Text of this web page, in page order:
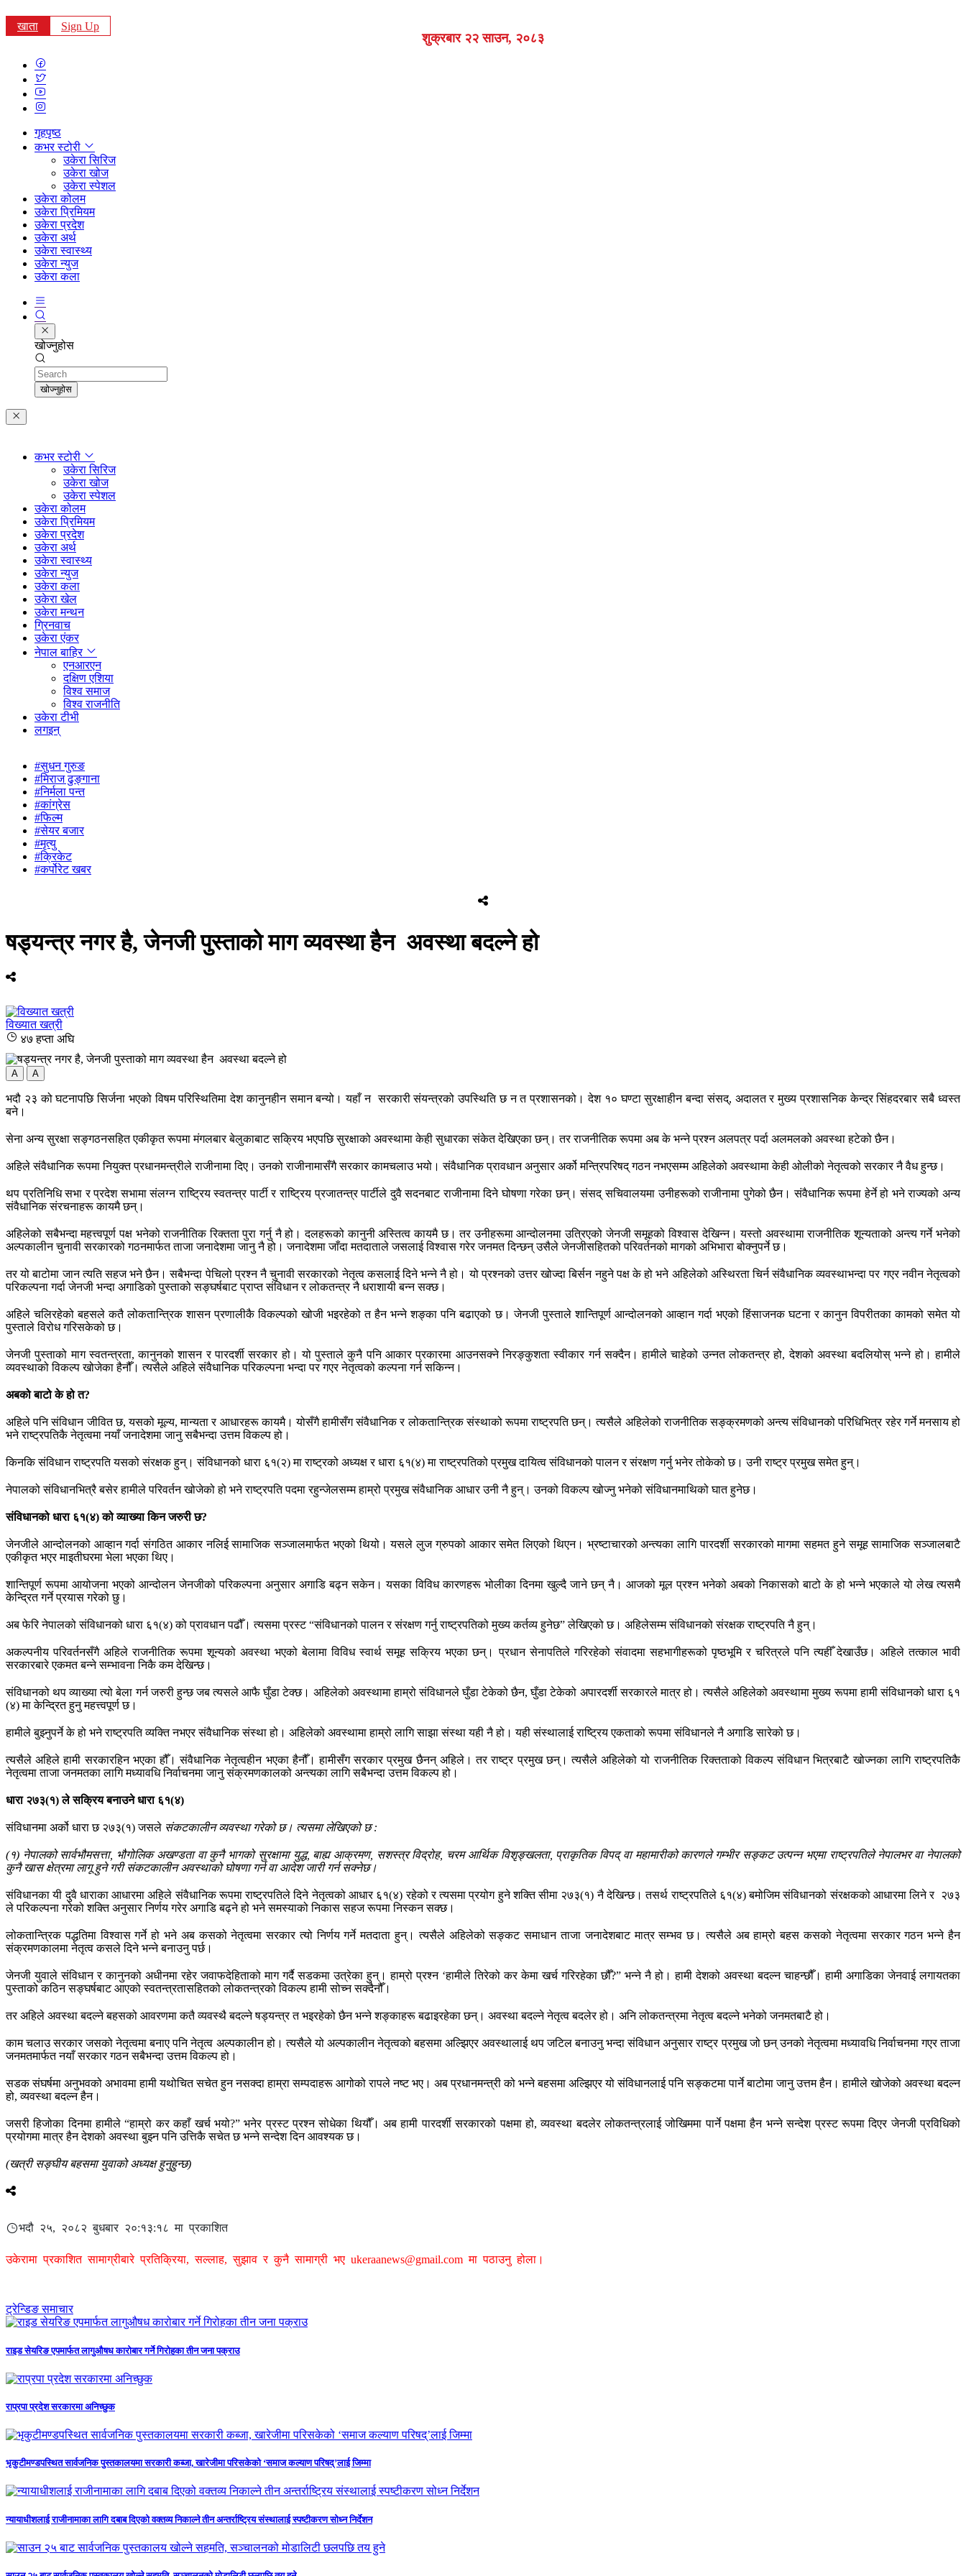
खाता Sign Up
शुक्रबार २२ साउन, २०८३
गृहपृष्ठ
कभर स्टोरी
उकेरा सिरिज
उकेरा खोज
उकेरा स्पेशल
उकेरा कोलम
उकेरा प्रिमियम
उकेरा प्रदेश
उकेरा अर्थ
उकेरा स्वास्थ्य
उकेरा न्युज
उकेरा कला
खोज्नुहोस
Search
खोज्नुहोस
कभर स्टोरी
उकेरा सिरिज
उकेरा खोज
उकेरा स्पेशल
उकेरा कोलम
उकेरा प्रिमियम
उकेरा प्रदेश
उकेरा अर्थ
उकेरा स्वास्थ्य
उकेरा न्युज
उकेरा कला
उकेरा खेल
उकेरा मन्थन
ग्रिनवाच
उकेरा एंकर
नेपाल बाहिर
एनआरएन
दक्षिण एशिया
विश्व समाज
विश्व राजनीति
उकेरा टीभी
लगइन्
#सुधन गुरुङ
#मिराज ढुङ्गाना
#निर्मला पन्त
#कांग्रेस
#फिल्म
#सेयर बजार
#मृत्यु
#क्रिकेट
#कर्पोरेट खबर
षड्यन्त्र नगर है, जेनजी पुस्ताको माग व्यवस्था हैन अवस्था बदल्ने हो
विख्यात खत्री
४७ हप्ता अघि
A A
भदौ २३ को घटनापछि सिर्जना भएको विषम परिस्थितिमा देश कानुनहीन समान बन्यो। यहाँ न सरकारी संयन्त्रको उपस्थिति छ न त प्रशासनको। देश १० घण्टा सुरक्षाहीन बन्दा संसद्, अदालत र मुख्य प्रशासनिक केन्द्र सिंहदरबार सबै ध्वस्त
बने।
सेना अन्य सुरक्षा सङ्गठनसहित एकीकृत रूपमा मंगलबार बेलुकाबाट सक्रिय भएपछि सुरक्षाको अवस्थामा केही सुधारका संकेत देखिएका छन्। तर राजनीतिक रूपमा अब के भन्ने प्रश्न अलपत्र पर्दा अलमलको अवस्था हटेको छैन।
अहिले संवैधानिक रूपमा नियुक्त प्रधानमन्त्रीले राजीनामा दिए। उनको राजीनामासँगै सरकार कामचलाउ भयो। संवैधानिक प्रावधान अनुसार अर्को मन्त्रिपरिषद् गठन नभएसम्म अहिलेको अवस्थामा केही ओलीको नेतृत्वको सरकार नै वैध हुन्छ।
थप प्रतिनिधि सभा र प्रदेश सभामा संलग्न राष्ट्रिय स्वतन्त्र पार्टी र राष्ट्रिय प्रजातन्त्र पार्टीले दुवै सदनबाट राजीनामा दिने घोषणा गरेका छन्। संसद् सचिवालयमा उनीहरूको राजीनामा पुगेको छैन। संवैधानिक रूपमा हेर्ने हो भने राज्यको अन्य
संवैधानिक संरचनाहरू कायमै छन्।
अहिलेको सबैभन्दा महत्त्वपूर्ण पक्ष भनेको राजनीतिक रिक्तता पुरा गर्नु नै हो। दलहरूको कानुनी अस्तित्व कायमै छ। तर उनीहरूमा आन्दोलनमा उत्रिएको जेनजी समूहको विश्वास देखिन्न। यस्तो अवस्थामा राजनीतिक शून्यताको अन्त्य गर्ने भनेको
अल्पकालीन चुनावी सरकारको गठनमार्फत ताजा जनादेशमा जानु नै हो। जनादेशमा जाँदा मतदाताले जसलाई विश्वास गरेर जनमत दिन्छन् उसैले जेनजीसहितको परिवर्तनको मागको अभिभारा बोक्नुपर्ने छ।
तर यो बाटोमा जान त्यति सहज भने छैन। सबैभन्दा पेचिलो प्रश्न नै चुनावी सरकारको नेतृत्व कसलाई दिने भन्ने नै हो। यो प्रश्नको उत्तर खोज्दा बिर्सन नहुने पक्ष के हो भने अहिलेको अस्थिरता चिर्न संवैधानिक व्यवस्थाभन्दा पर गएर नवीन नेतृत्वको
परिकल्पना गर्दा जेनजी भन्दा अगाडिको पुस्ताको सङ्घर्षबाट प्राप्त संविधान र लोकतन्त्र नै धराशायी बन्न सक्छ।
अहिले चलिरहेको बहसले कतै लोकतान्त्रिक शासन प्रणालीकै विकल्पको खोजी भइरहेको त हैन भन्ने शङ्का पनि बढाएको छ। जेनजी पुस्ताले शान्तिपूर्ण आन्दोलनको आव्हान गर्दा भएको हिंसाजनक घटना र कानुन विपरीतका कामको समेत यो
पुस्ताले विरोध गरिसकेको छ।
जेनजी पुस्ताको माग स्वतन्त्रता, कानुनको शासन र पारदर्शी सरकार हो। यो पुस्ताले कुनै पनि आकार प्रकारमा आउनसक्ने निरङ्कुशता स्वीकार गर्न सक्दैन। हामीले चाहेको उन्नत लोकतन्त्र हो, देशको अवस्था बदलियोस् भन्ने हो। हामीले
व्यवस्थाको विकल्प खोजेका हैनौँ। त्यसैले अहिले संवैधानिक परिकल्पना भन्दा पर गएर नेतृत्वको कल्पना गर्न सकिन्न।
अबको बाटो के हो त?
अहिले पनि संविधान जीवित छ, यसको मूल्य, मान्यता र आधारहरू कायमै। योसँगै हामीसँग संवैधानिक र लोकतान्त्रिक संस्थाको रूपमा राष्ट्रपति छन्। त्यसैले अहिलेको राजनीतिक सङ्क्रमणको अन्त्य संविधानको परिधिभित्र रहेर गर्ने मनसाय हो
भने राष्ट्रपतिकै नेतृत्वमा नयाँ जनादेशमा जानु सबैभन्दा उत्तम विकल्प हो।
किनकि संविधान राष्ट्रपति यसको संरक्षक हुन्। संविधानको धारा ६१(२) मा राष्ट्रको अध्यक्ष र धारा ६१(४) मा राष्ट्रपतिको प्रमुख दायित्व संविधानको पालन र संरक्षण गर्नु भनेर तोकेको छ। उनी राष्ट्र प्रमुख समेत हुन्।
नेपालको संविधानभित्रै बसेर हामीले परिवर्तन खोजेको हो भने राष्ट्रपति पदमा रहुन्जेलसम्म हाम्रो प्रमुख संवैधानिक आधार उनी नै हुन्। उनको विकल्प खोज्नु भनेको संविधानमाथिको घात हुनेछ।
संविधानको धारा ६१(४) को व्याख्या किन जरुरी छ?
जेनजीले आन्दोलनको आव्हान गर्दा संगठित आकार नलिई सामाजिक सञ्जालमार्फत भएको थियो। यसले लुज ग्रुपको आकार समेत लिएको थिएन। भ्रष्टाचारको अन्त्यका लागि पारदर्शी सरकारको मागमा सहमत हुने समूह सामाजिक सञ्जालबाटै
एकीकृत भएर माइतीघरमा भेला भएका थिए।
शान्तिपूर्ण रूपमा आयोजना भएको आन्दोलन जेनजीको परिकल्पना अनुसार अगाडि बढ्न सकेन। यसका विविध कारणहरू भोलीका दिनमा खुल्दै जाने छन् नै। आजको मूल प्रश्न भनेको अबको निकासको बाटो के हो भन्ने भएकाले यो लेख त्यसमै
केन्द्रित गर्ने प्रयास गरेको छु।
अब फेरि नेपालको संविधानको धारा ६१(४) को प्रावधान पढौँ। त्यसमा प्रस्ट “संविधानको पालन र संरक्षण गर्नु राष्ट्रपतिको मुख्य कर्तव्य हुनेछ” लेखिएको छ। अहिलेसम्म संविधानको संरक्षक राष्ट्रपति नै हुन्।
अकल्पनीय परिवर्तनसँगै अहिले राजनीतिक रूपमा शून्यको अवस्था भएको बेलामा विविध स्वार्थ समूह सक्रिय भएका छन्। प्रधान सेनापतिले गरिरहेको संवादमा सहभागीहरूको पृष्ठभूमि र चरित्रले पनि त्यहीँ देखाउँछ। अहिले तत्काल भावी
सरकारबारे एकमत बन्ने सम्भावना निकै कम देखिन्छ।
संविधानको थप व्याख्या त्यो बेला गर्न जरुरी हुन्छ जब त्यसले आफै घुँडा टेक्छ। अहिलेको अवस्थामा हाम्रो संविधानले घुँडा टेकेको छैन, घुँडा टेकेको अपारदर्शी सरकारले मात्र हो। त्यसैले अहिलेको अवस्थामा मुख्य रूपमा हामी संविधानको धारा ६१
(४) मा केन्द्रित हुनु महत्त्वपूर्ण छ।
हामीले बुझ्नुपर्ने के हो भने राष्ट्रपति व्यक्ति नभएर संवैधानिक संस्था हो। अहिलेको अवस्थामा हाम्रो लागि साझा संस्था यही नै हो। यही संस्थालाई राष्ट्रिय एकताको रूपमा संविधानले नै अगाडि सारेको छ।
त्यसैले अहिले हामी सरकारहिन भएका हौँ। संवैधानिक नेतृत्वहीन भएका हैनौँ। हामीसँग सरकार प्रमुख छैनन् अहिले। तर राष्ट्र प्रमुख छन्। त्यसैले अहिलेको यो राजनीतिक रिक्तताको विकल्प संविधान भित्रबाटै खोज्नका लागि राष्ट्रपतिकै
नेतृत्वमा ताजा जनमतका लागि मध्यावधि निर्वाचनमा जानु संक्रमणकालको अन्त्यका लागि सबैभन्दा उत्तम विकल्प हो।
धारा २७३(१) ले सक्रिय बनाउने धारा ६१(४)
संविधानमा अर्को धारा छ २७३(१) जसले संकटकालीन व्यवस्था गरेको छ। त्यसमा लेखिएको छ :
(१) नेपालको सार्वभौमसत्ता, भौगोलिक अखण्डता वा कुनै भागको सुरक्षामा युद्ध, बाह्य आक्रमण, सशस्त्र विद्रोह, चरम आर्थिक विशृङ्खलता, प्राकृतिक विपद् वा महामारीको कारणले गम्भीर सङ्कट उत्पन्न भएमा राष्ट्रपतिले नेपालभर वा नेपालको
कुनै खास क्षेत्रमा लागू हुने गरी संकटकालीन अवस्थाको घोषणा गर्न वा आदेश जारी गर्न सक्नेछ।
संविधानका यी दुवै धाराका आधारमा अहिले संवैधानिक रूपमा राष्ट्रपतिले दिने नेतृत्वको आधार ६१(४) रहेको र त्यसमा प्रयोग हुने शक्ति सीमा २७३(१) नै देखिन्छ। तसर्थ राष्ट्रपतिले ६१(४) बमोजिम संविधानको संरक्षकको आधारमा लिने र २७३
ले परिकल्पना गरेको शक्ति अनुसार निर्णय गरेर अगाडि बढ्ने हो भने समस्याको निकास सहज रूपमा निस्कन सक्छ।
लोकतान्त्रिक पद्धतिमा विश्वास गर्ने हो भने अब कसको नेतृत्वमा सरकार त्यो निर्णय गर्ने मतदाता हुन्। त्यसैले अहिलेको सङ्कट समाधान ताजा जनादेशबाट मात्र सम्भव छ। त्यसैले अब हाम्रो बहस कसको नेतृत्वमा सरकार गठन भन्ने हैन
संक्रमणकालमा नेतृत्व कसले दिने भन्ने बनाउनु पर्छ।
जेनजी युवाले संविधान र कानुनको अधीनमा रहेर जवाफदेहिताको माग गर्दै सडकमा उत्रेका हुन्। हाम्रो प्रश्न ‘हामीले तिरेको कर केमा खर्च गरिरहेका छौँ?” भन्ने नै हो। हामी देशको अवस्था बदल्न चाहन्छौँ। हामी अगाडिका जेनवाई लगायतका
पुस्ताको कठिन सङ्घर्षबाट आएको स्वतन्त्रतासहितको लोकतन्त्रको विकल्प हामी सोच्न सक्दैनौँ।
तर अहिले अवस्था बदल्ने बहसको आवरणमा कतै व्यवस्थै बदल्ने षड्यन्त्र त भइरहेको छैन भन्ने शङ्काहरू बढाइरहेका छन्। अवस्था बदल्ने नेतृत्व बदलेर हो। अनि लोकतन्त्रमा नेतृत्व बदल्ने भनेको जनमतबाटै हो।
काम चलाउ सरकार जसको नेतृत्वमा बनाए पनि नेतृत्व अल्पकालीन हो। त्यसैले यो अल्पकालीन नेतृत्वको बहसमा अल्झिएर अवस्थालाई थप जटिल बनाउनु भन्दा संविधान अनुसार राष्ट्र प्रमुख जो छन् उनको नेतृत्वमा मध्यावधि निर्वाचनमा गएर ताजा
जनमतमार्फत नयाँ सरकार गठन सबैभन्दा उत्तम विकल्प हो।
सडक संघर्षमा अनुभवको अभावमा हामी यथोचित सचेत हुन नसक्दा हाम्रा सम्पदाहरू आगोको रापले नष्ट भए। अब प्रधानमन्त्री को भन्ने बहसमा अल्झिएर यो संविधानलाई पनि सङ्कटमा पार्ने बाटोमा जानु उत्तम हैन। हामीले खोजेको अवस्था बदल्न
हो, व्यवस्था बदल्न हैन।
जसरी हिजोका दिनमा हामीले “हाम्रो कर कहाँ खर्च भयो?” भनेर प्रस्ट प्रश्न सोधेका थियौँ। अब हामी पारदर्शी सरकारको पक्षमा हो, व्यवस्था बदलेर लोकतन्त्रलाई जोखिममा पार्ने पक्षमा हैन भन्ने सन्देश प्रस्ट रूपमा दिएर जेनजी प्रविधिको
प्रयोगमा मात्र हैन देशको अवस्था बुझ्न पनि उत्तिकै सचेत छ भन्ने सन्देश दिन आवश्यक छ।
(खत्री सङ्घीय बहसमा युवाको अध्यक्ष हुनुहुन्छ)
भदौ २५, २०८२ बुधबार २०:१३:१८ मा प्रकाशित
उकेरामा प्रकाशित सामाग्रीबारे प्रतिक्रिया, सल्लाह, सुझाव र कुनै सामाग्री भए ukeraanews@gmail.com मा पठाउनु होला।
ट्रेन्डिङ समाचार
राइड सेयरिङ एपमार्फत लागुऔषध कारोबार गर्ने गिरोहका तीन जना पक्राउ
राप्रपा प्रदेश सरकारमा अनिच्छुक
भृकुटीमण्डपस्थित सार्वजनिक पुस्तकालयमा सरकारी कब्जा, खारेजीमा परिसकेको ‘समाज कल्याण परिषद्’लाई जिम्मा
न्यायाधीशलाई राजीनामाका लागि दबाब दिएको वक्तव्य निकाल्ने तीन अन्तर्राष्ट्रिय संस्थालाई स्पष्टीकरण सोध्न निर्देशन